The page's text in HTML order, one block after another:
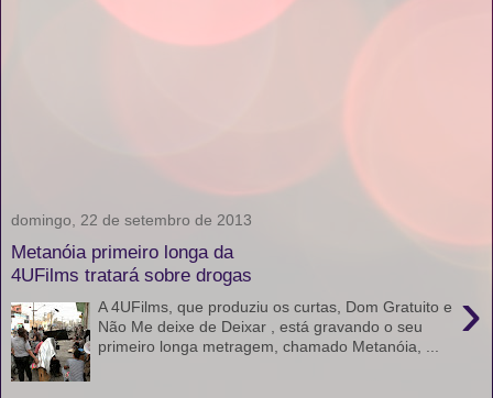
domingo, 22 de setembro de 2013
Metanóia primeiro longa da
4UFilms tratará sobre drogas
›
A 4UFilms, que produziu os curtas, Dom Gratuito e
Não Me deixe de Deixar , está gravando o seu
primeiro longa metragem, chamado Metanóia, ...